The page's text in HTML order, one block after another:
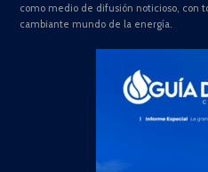
como medio de difusión noticioso, con
cambiante mundo de la energía.